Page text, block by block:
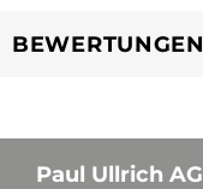
BEWERTUNGEN
Paul Ullrich AG